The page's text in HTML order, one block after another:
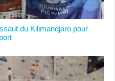
du Kilimandjaro pour